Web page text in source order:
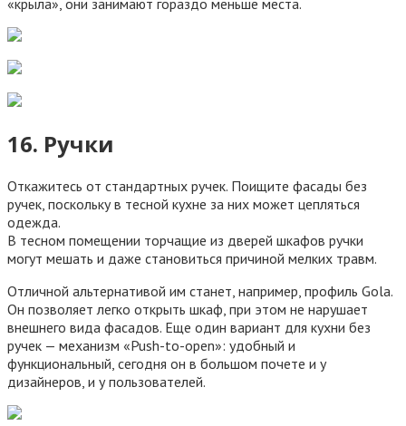
«крыла», они занимают гораздо меньше места.
16. Ручки
Откажитесь от стандартных ручек. Поищите фасады без
ручек, поскольку в тесной кухне за них может цепляться
одежда.
В тесном помещении торчащие из дверей шкафов ручки
могут мешать и даже становиться причиной мелких травм.
Отличной альтернативой им станет, например, профиль Gola.
Он позволяет легко открыть шкаф, при этом не нарушает
внешнего вида фасадов. Еще один вариант для кухни без
ручек — механизм «Push-to-open»: удобный и
функциональный, сегодня он в большом почете и у
дизайнеров, и у пользователей.